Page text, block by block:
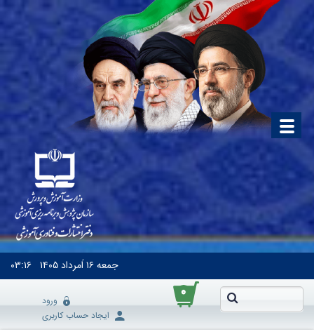
جمعه۱۶ اَمرداد ۱۴۰۵ ۰۳:۱۶
۰
ورود
ایجاد حساب کاربری